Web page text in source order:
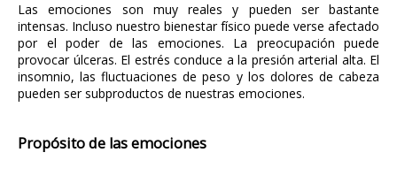
Las emociones son muy reales y pueden ser bastante
intensas. Incluso nuestro bienestar físico puede verse afectado
por el poder de las emociones. La preocupación puede
provocar úlceras. El estrés conduce a la presión arterial alta. El
insomnio, las fluctuaciones de peso y los dolores de cabeza
pueden ser subproductos de nuestras emociones.
Propósito de las emociones